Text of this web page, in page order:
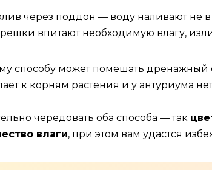
через поддон — воду наливают не
впитают необходимую влагу,
способу может помешать дренажный
к корням растения и у антуриума
чередовать оба способа — так
влаги, при этом вам удастся